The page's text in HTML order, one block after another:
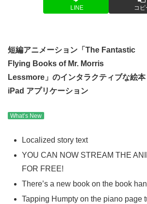
LINE コピ
短編アニメーション「The Fantastic
Flying Books of Mr. Morris
Lessmore」のインタラクティブな絵本
iPad アプリケーション
What’s New
Localized story text
YOU CAN NOW STREAM THE
FOR FREE!
There’s a new book on the book
Tapping Humpty on the piano page